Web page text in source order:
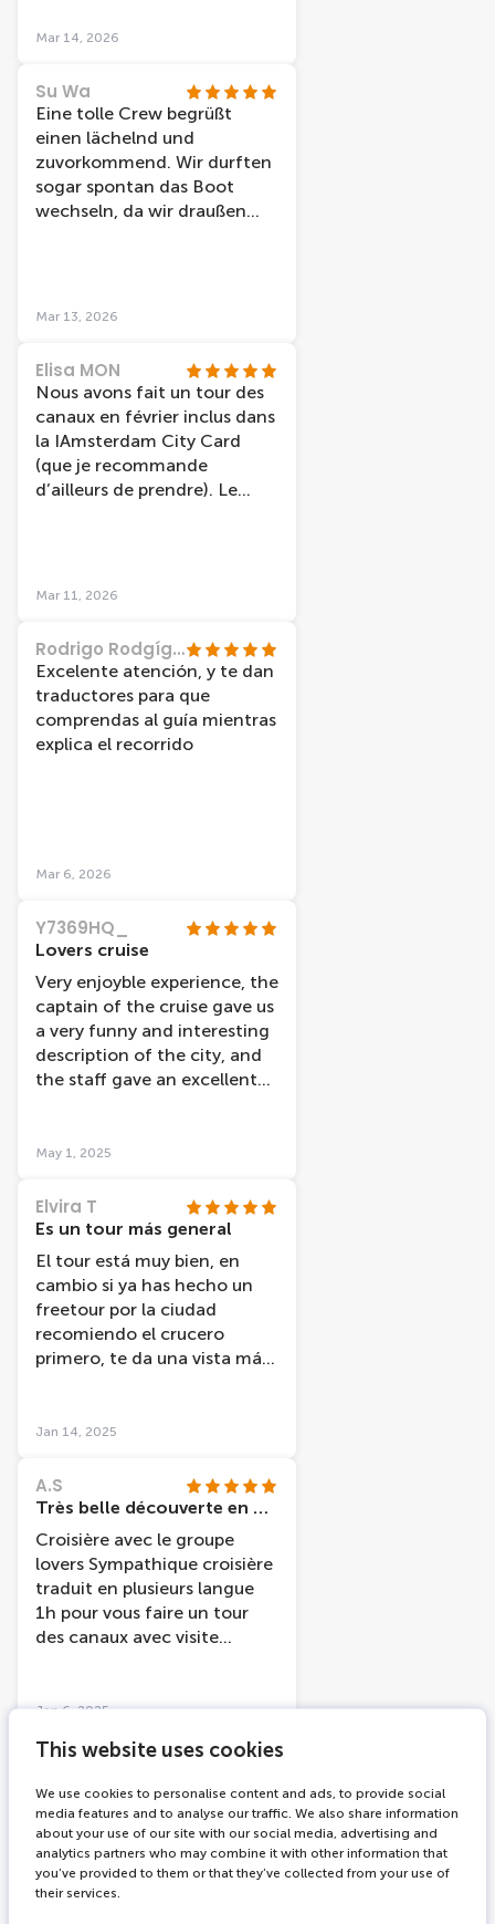
This website uses cookies
We use cookies to personalise content and ads, to provide social
media features and to analyse our traffic. We also share information
about your use of our site with our social media, advertising and
analytics partners who may combine it with other information that
you’ve provided to them or that they’ve collected from your use of
their services.
Mar 14, 2026
Su Wa
Eine tolle Crew begrüßt
einen lächelnd und
zuvorkommend. Wir durften
sogar spontan das Boot
wechseln, da wir draußen
direkt am Bahnhof und ist
Leistung ist top.
Mar 13, 2026
Elisa MON
Nous avons fait un tour des
canaux en février inclus dans
la IAmsterdam City Card
(que je recommande
d’ailleurs de prendre). Le
Nous avons eu la chance de
magnifique ciel bleu, ce qui a
rendu l’expérience vraiment
magique.
Mar 11, 2026
Rodrigo Rodgíguez
Excelente atención, y te dan
traductores para que
comprendas al guía mientras
explica el recorrido
Mar 6, 2026
Y7369HQ_
Lovers cruise
Very enjoyble experience, the
captain of the cruise gave us
a very funny and interesting
description of the city, and
the staff gave an excellent
May 1, 2025
Elvira T
Es un tour más general
El tour está muy bien, en
cambio si ya has hecho un
freetour por la ciudad
recomiendo el crucero
primero, te da una vista más
freetour volvimos a ver sitios
estado.
Jan 14, 2025
A.S
Très belle découverte en péniche
Croisière avec le groupe
lovers Sympathique croisière
traduit en plusieurs langue
1h pour vous faire un tour
des canaux avec visite
quartiers/monuments /
musée de la ville etc Très
fois en famille en amies en
couple cette croisière et très
bien adapter
Jan 6, 2025
Tourist11590861736
Amsterdam City River Cruise
The canal cruise was perfect,
the captin come guide gave
us headphones to listen in
our own language. The